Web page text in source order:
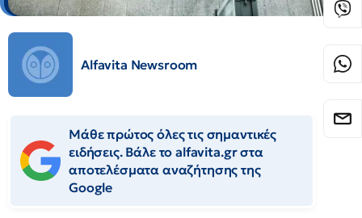
Alfavita Newsroom
Μάθε πρώτος όλες τις σημαντικές
ειδήσεις. Βάλε το alfavita.gr στα
αποτελέσματα αναζήτησης της
Google